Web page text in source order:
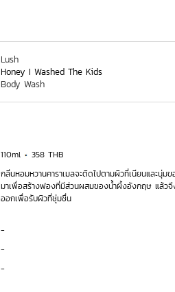
Lush
Honey I Washed The Kids
Body Wash
110ml
358 THB
กลิ่นหอมหวานคาราเมลจะติดไปตามผิวที่เนียนและนุ่ม
มาเพื่อสร้างฟองที่มีส่วนผสมของน้ำผึ้งอังกฤษ แล้วจึ
ออกเพื่อรับผิวที่ชุ่มชื่น
-
-
-